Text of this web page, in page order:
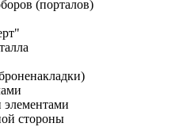
(порталов)
элементами
стороны